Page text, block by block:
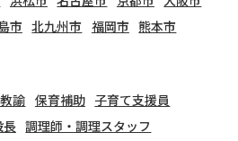
市 北九州市 福岡市 熊本市
諭 保育補助 子育て支援員
長 調理師・調理スタッフ